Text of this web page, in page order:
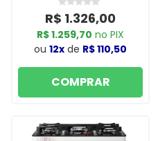
Automatico F5IAP Pret
R$ 1.326,00
R$ 1.259,70 no PIX
ou 12x de R$ 110,50
COMPRAR